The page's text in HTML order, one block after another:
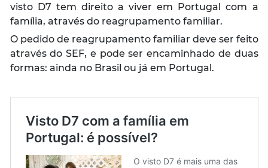
visto D7 tem direito a viver em Portugal com a
família, através do reagrupamento familiar.
O pedido de reagrupamento familiar deve ser feito
através do SEF, e pode ser encaminhado de duas
formas: ainda no Brasil ou já em Portugal.